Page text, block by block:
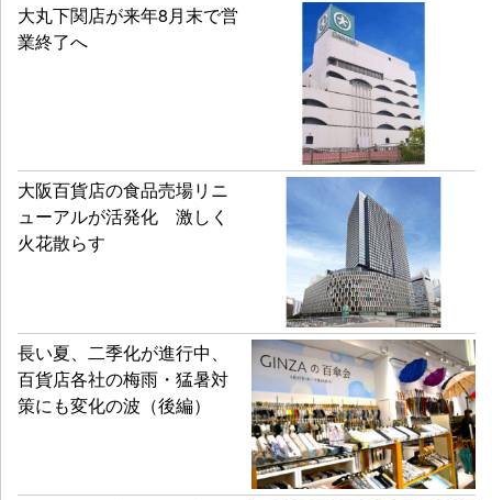
大丸下関店が来年8月末で営
業終了へ
大阪百貨店の食品売場リニ
ューアルが活発化 激しく
火花散らす
長い夏、二季化が進行中、
百貨店各社の梅雨・猛暑対
策にも変化の波（後編）